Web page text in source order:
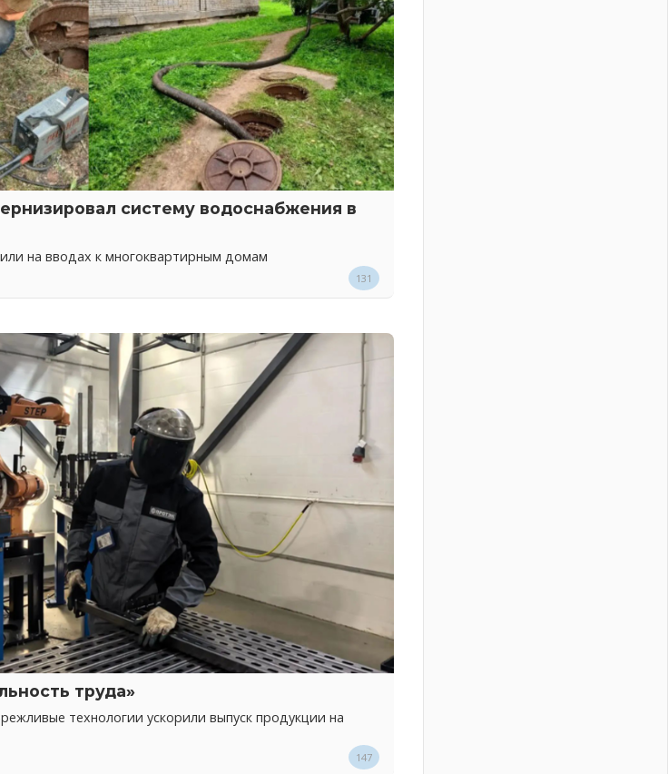
систему водоснабжения в
на вводах к многоквартирным домам
131
труда»
технологии ускорили выпуск продукции на
147